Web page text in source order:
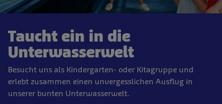
Taucht ein in die
Unterwasserwelt
Besucht uns als Kindergarten- oder Kitagruppe und
erlebt zusammen einen unvergesslichen Ausflug in
unserer bunten Unterwasserwelt.